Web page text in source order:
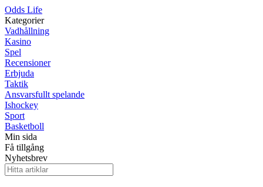
Odds Life
Kategorier
Vadhållning
Kasino
Spel
Recensioner
Erbjuda
Taktik
Ansvarsfullt spelande
Ishockey
Sport
Basketboll
Min sida
Få tillgång
Nyhetsbrev